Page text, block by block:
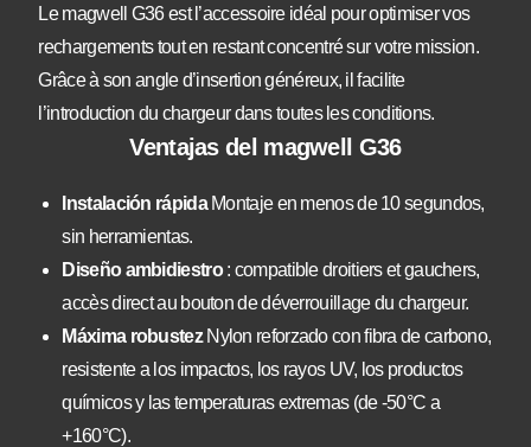
Le magwell G36 est l’accessoire idéal pour optimiser vos
rechargements tout en restant concentré sur votre mission.
Grâce à son angle d’insertion généreux, il facilite
l’introduction du chargeur dans toutes les conditions.
Ventajas del magwell G36
Instalación rápidaMontaje en menos de 10 segundos,
sin herramientas.
Diseño ambidiestro: compatible droitiers et gauchers,
accès direct au bouton de déverrouillage du chargeur.
Máxima robustezNylon reforzado con fibra de carbono,
resistente a los impactos, los rayos UV, los productos
químicos y las temperaturas extremas (de -50°C a
+160°C).